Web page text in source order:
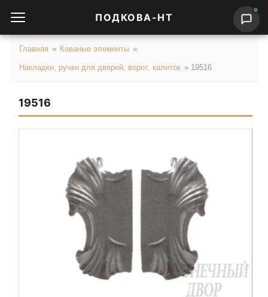
ПОДКОВА-НТ
Главная » Кованые элементы »
Накладки, ручки для дверей, ворот, калиток » 19516
19516